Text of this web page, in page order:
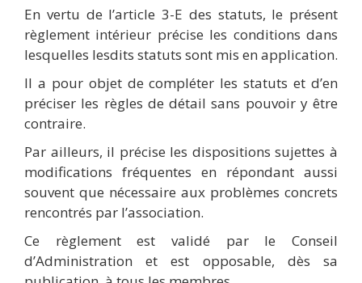
En vertu de l’article 3-E des statuts, le présent
règlement intérieur précise les conditions dans
lesquelles lesdits statuts sont mis en application.
Il a pour objet de compléter les statuts et d’en
préciser les règles de détail sans pouvoir y être
contraire.
Par ailleurs, il précise les dispositions sujettes à
modifications fréquentes en répondant aussi
souvent que nécessaire aux problèmes concrets
rencontrés par l’association.
Ce règlement est validé par le Conseil
d’Administration et est opposable, dès sa